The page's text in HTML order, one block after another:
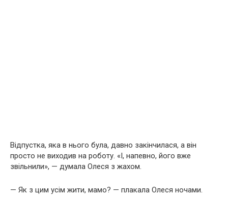
Відпустка, яка в нього була, давно закінчилася, а він
просто не виходив на роботу. «І, напевно, його вже
звільнили», — думала Олеся з жахом.
— Як з цим усім жити, мамо? — плакала Олеся ночами.